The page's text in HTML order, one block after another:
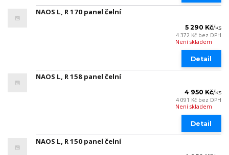
NAOS L, R 170 panel čelní
5 290 Kč/ks
4 372 Kč bez DPH
Není skladem
Detail
NAOS L, R 158 panel čelní
4 950 Kč/ks
4 091 Kč bez DPH
Není skladem
Detail
NAOS L, R 150 panel čelní